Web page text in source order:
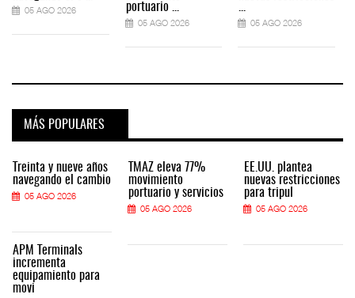
05 AGO 2026
portuario ...
05 AGO 2026 05 AGO 2026
MÁS POPULARES
Treinta y nueve años
navegando el cambio
05 AGO 2026
APM Terminals
incrementa
equipamiento para
movi
TMAZ eleva 77%
movimiento
portuario y servicios
05 AGO 2026
EE.UU. plantea
nuevas restricciones
para tripul
05 AGO 2026